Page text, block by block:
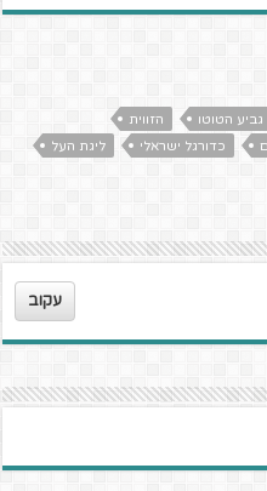
גביע הטוטו
הזווית
כדורגל ישראלי
ליגת העל
עקוב